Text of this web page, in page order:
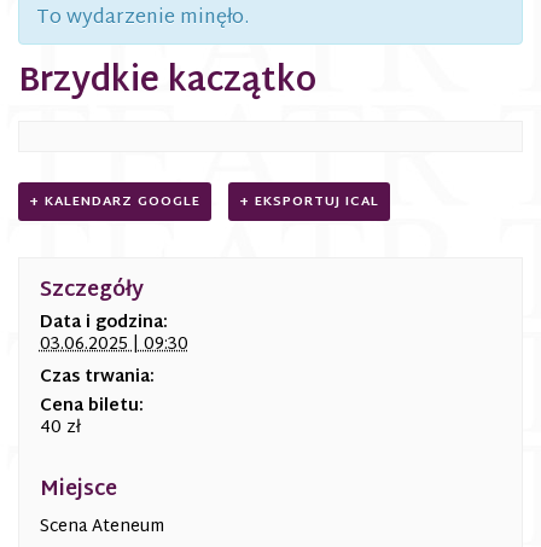
To wydarzenie minęło.
Brzydkie kaczątko
+ KALENDARZ GOOGLE + EKSPORTUJ ICAL
Szczegóły
Data i godzina:
03.06.2025 | 09:30
Czas trwania:
Cena biletu:
40 zł
Miejsce
Scena Ateneum